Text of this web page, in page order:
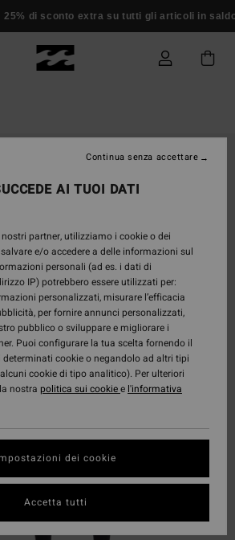
di sconto extra su tutti gli articoli in saldo*
AI TUOI DATI
partner, utilizziamo i cookie o dei
e/o accedere a delle informazioni sul
personali (ad es. i dati di
IP) potrebbero essere utilizzati per:
personalizzati, misurare l’efficacia
per fornire annunci personalizzati,
pubblico o sviluppare e migliorare i
Puoi configurare la tua scelta fornendo il
determinati cookie o negandolo ad altri tipi
cookie di tipo analitico). Per ulteriori
nostra politica sui cookiee l'informativa
dei cookie
Continua senza accettare
Accetta tutti